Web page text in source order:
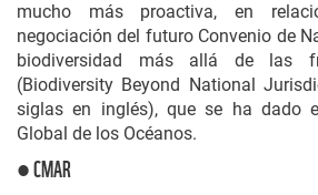
mucho más proactiva, en
negociación del futuro Convenio de
biodiversidad más allá de las
(Biodiversity Beyond National
siglas en inglés), que se ha dado
Global de los Océanos.
● CMAR